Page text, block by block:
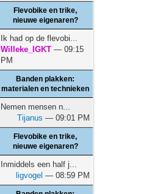
Flevobike en trike,
nieuwe eigenaren?
Ik had op de flevobi...
Willeke_IGKT — 09:15
PM
Banden plakken:
materialen en technieken
Nemen mensen n...
Tijanus — 09:01 PM
Flevobike en trike,
nieuwe eigenaren?
Inmiddels een half j...
ligvogel — 08:59 PM